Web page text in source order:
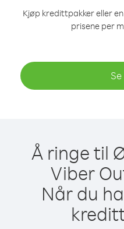
Kjøp kredittpakker eller
prisene per
Å ringe til
Viber
Når du